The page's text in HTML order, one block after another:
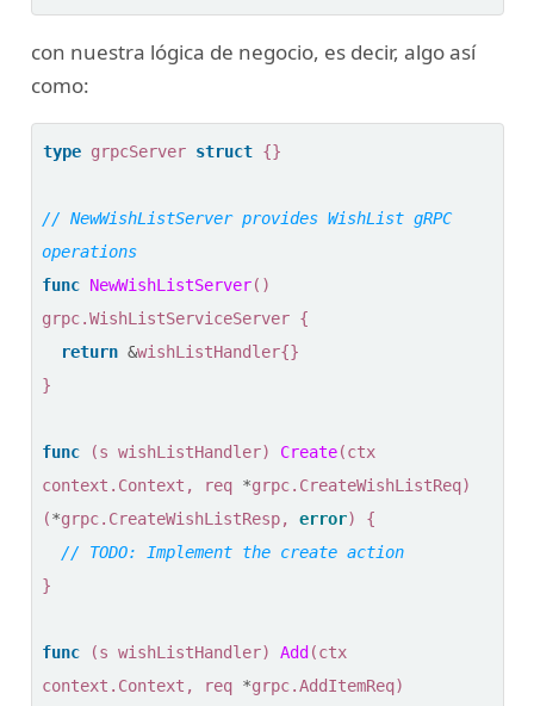
con nuestra lógica de negocio, es decir, algo así
como:
type grpcServer struct {}
// NewWishListServer provides WishList gRPC
func NewWishListServer()
grpc.WishListServiceServer {
return &wishListHandler{}
}
func (s wishListHandler) Create(ctx
context . Context , req *grpc. CreateWishListReq)
(*grpc. CreateWishListResp, error)
{
}
func (s wishListHandler) Add (ctx
context . Context , req *grpc.AddItemReq)